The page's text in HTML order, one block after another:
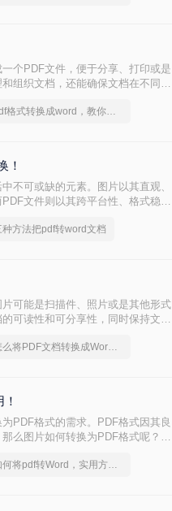
个PDF文件，便于分享、打印或是
组织文档，还能确保文档在不同设
pdf格式转换成word，教你几个方法
！
不可或缺的元素。图片以其直观、
文件则以其跨平台性、格式稳定
种方法把pdf转word文档
可能是扫描件、照片或是其他形式
可读性和可分享性，同时保持文档
怎么将PDF文档转换成Word文档，有什么快速的方法
PDF格式的需求。PDF格式因其良
么图片如何转换为PDF格式呢？以
如何将pdf转Word，实用方法不要错过